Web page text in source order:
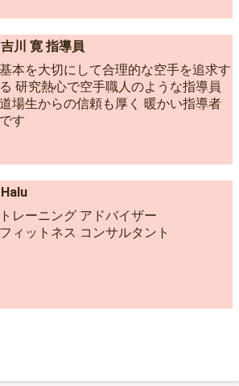
吉川 寛 指導員
基本を大切にして合理的な空手を追求す
る 研究熱心で空手職人のような指導員
道場生からの信頼も厚く 暖かい指導者
です
Halu
トレーニング アドバイザー
フィットネス コンサルタント